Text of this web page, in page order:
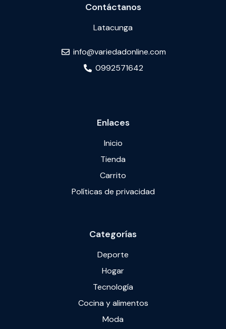
Contáctanos
Latacunga
info@variedadonline.com
0992571642
Enlaces
Inicio
Tienda
Carrito
Políticas de privacidad
Categorías
Deporte
Hogar
Tecnología
Cocina y alimentos
Moda